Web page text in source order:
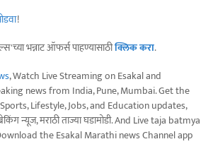
!
भन्नाट ऑफर्स पाहण्यासाठीक्लिक करा.
, Watch Live Streaming on Esakal and
news from India, Pune, Mumbai. Get the
Lifestyle, Jobs, and Education updates,
ब्रेकिंग न्यूज, मराठी ताज्या घडामोडी. And Live taja batmya
the Esakal Marathi news Channel app